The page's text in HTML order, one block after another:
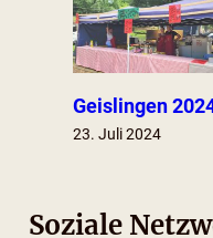
Geislingen
23. Juli 2024
Soziale